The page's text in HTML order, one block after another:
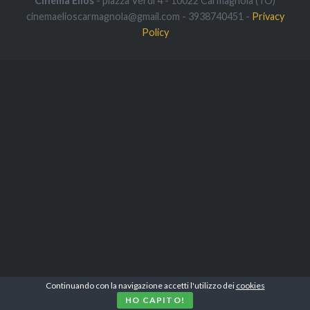
cinemaelioscarmagnola@gmail.com - 3938740451 - Privacy
Policy
Continuando con la navigazione accetti l'utilizzo dei cookies
HO CAPITO!